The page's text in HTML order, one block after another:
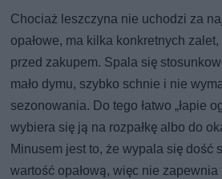
Chociaż leszczyna nie uchodzi za
opałowe, ma kilka konkretnych
przed zakupem. Spala się
mało dymu, szybko schnie i nie
sezonowania. Do tego łatwo „łapie
wybiera się ją na rozpałkę albo do
Minusem jest to, że wypala się dość
wartość opałową, więc nie